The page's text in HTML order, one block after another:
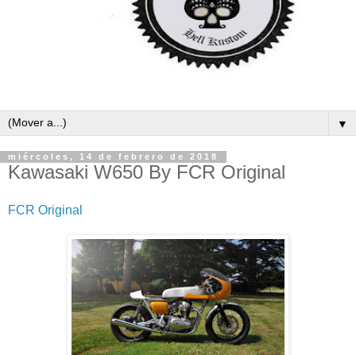
▼
miércoles, 14 de febrero de 2018
Kawasaki W650 By FCR Original
FCR Original